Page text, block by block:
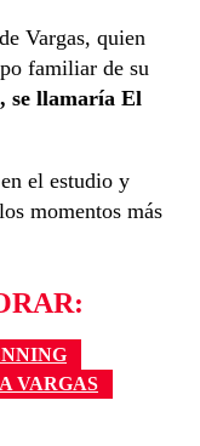
Vargas, quien
familiar de su
se llamaría El
el estudio y
momentos más
VARGAS